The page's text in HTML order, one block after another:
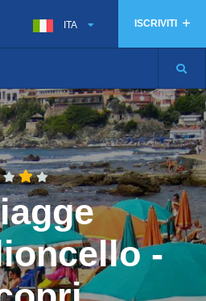
ISCRIVITI
ITA
-